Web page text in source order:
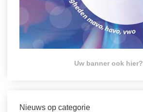
Uw banner ook hier?
Nieuws op categorie